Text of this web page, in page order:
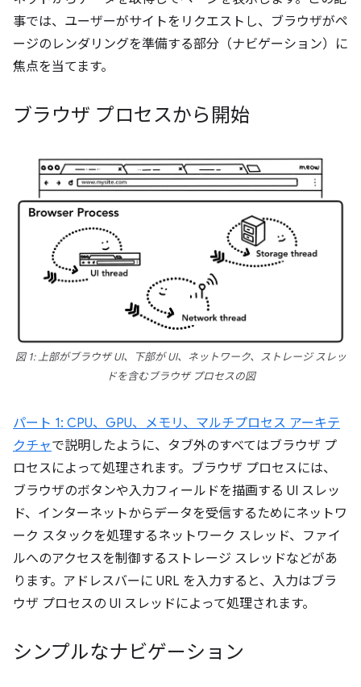
事では、ユーザーがサイトをリクエストし、ブラウザがペ
ージのレンダリングを準備する部分（ナビゲーション）に
焦点を当てます。
ブラウザ プロセスから開始
図 1: 上部がブラウザ UI、下部が UI、ネットワーク、ストレージ スレッ
ドを含むブラウザ プロセスの図
パート 1: CPU、GPU、メモリ、マルチプロセス アーキテ
クチャで説明したように、タブ外のすべてはブラウザ プ
ロセスによって処理されます。ブラウザ プロセスには、
ブラウザのボタンや入力フィールドを描画する UI スレッ
ド、インターネットからデータを受信するためにネットワ
ーク スタックを処理するネットワーク スレッド、ファイ
ルへのアクセスを制御するストレージ スレッドなどがあ
ります。アドレスバーに URL を入力すると、入力はブラ
ウザ プロセスの UI スレッドによって処理されます。
シンプルなナビゲーション